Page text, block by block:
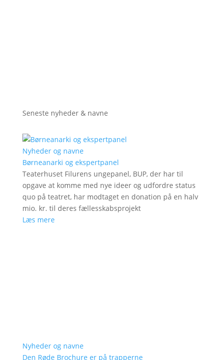
Seneste nyheder & navne
Nyheder og navne
Børneanarki og ekspertpanel
Teaterhuset Filurens ungepanel, BUP, der har til
opgave at komme med nye ideer og udfordre status
quo på teatret, har modtaget en donation på en halv
mio. kr. til deres fællesskabsprojekt
Læs mere
Nyheder og navne
Den Røde Brochure er på trapperne